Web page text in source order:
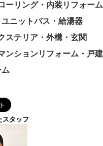
ーリング・内装リフォーム
ニットバス・給湯器
ステリア・外構・玄関
ンションリフォーム・戸建
ム
スタッフ